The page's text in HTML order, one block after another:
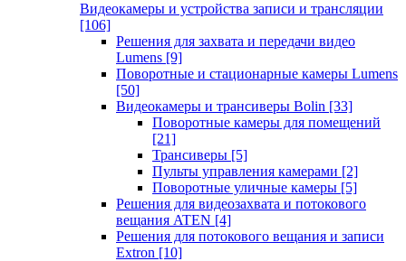
Видеокамеры и устройства записи и трансляции
[106]
Решения для захвата и передачи видео
Lumens [9]
Поворотные и стационарные камеры Lumens
[50]
Видеокамеры и трансиверы Bolin [33]
Поворотные камеры для помещений
[21]
Трансиверы [5]
Пульты управления камерами [2]
Поворотные уличные камеры [5]
Решения для видеозахвата и потокового
вещания ATEN [4]
Решения для потокового вещания и записи
Extron [10]